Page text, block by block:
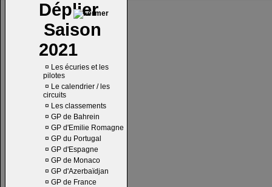
Saison
2021
¤ Les écuries et les
pilotes
¤ Le calendrier / les
circuits
¤ Les classements
¤ GP de Bahrein
¤ GP d'Emilie Romagne
¤ GP du Portugal
¤ GP d'Espagne
¤ GP de Monaco
¤ GP d'Azerbaïdjan
¤ GP de France